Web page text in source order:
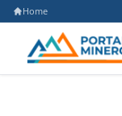
Home